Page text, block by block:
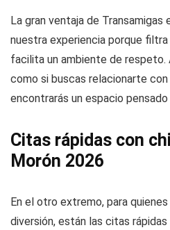
La gran ventaja de
nuestra experiencia porque
facilita un ambiente de respeto.
como si buscas relacionarte
encontrarás un espacio pensado
Citas rápidas con
Morón 2026
En el otro extremo, para
diversión, están las citas